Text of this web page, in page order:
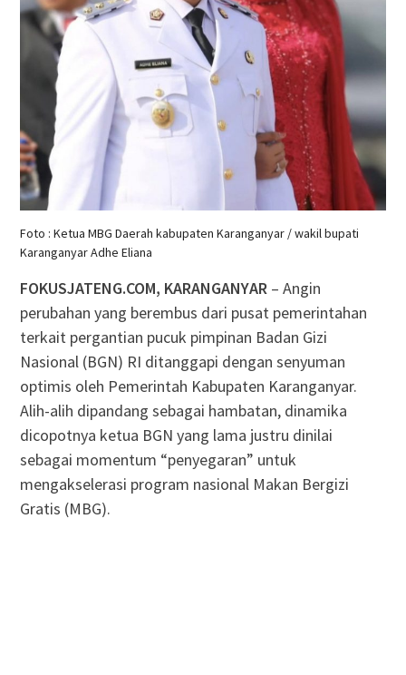
Foto : Ketua MBG Daerah kabupaten Karanganyar / wakil bupati
Karanganyar Adhe Eliana
FOKUSJATENG.COM, KARANGANYAR– Angin
perubahan yang berembus dari pusat pemerintahan
terkait pergantian pucuk pimpinan Badan Gizi
Nasional (BGN) RI ditanggapi dengan senyuman
optimis oleh Pemerintah Kabupaten Karanganyar.
Alih-alih dipandang sebagai hambatan, dinamika
dicopotnya ketua BGN yang lama justru dinilai
sebagai momentum “penyegaran” untuk
mengakselerasi program nasional Makan Bergizi
Gratis (MBG).